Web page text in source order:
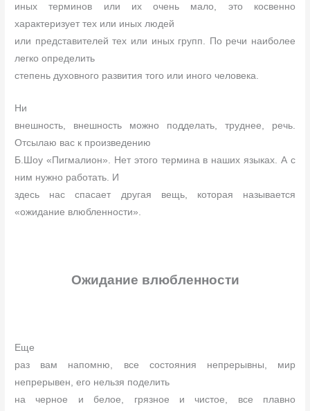
иных терминов или их очень мало, это косвенно
характеризует тех или иных людей
или представителей тех или иных групп. По речи наиболее
легко определить
степень духовного развития того или иного человека.
Ни
внешность, внешность можно подделать, труднее, речь.
Отсылаю вас к произведению
Б.Шоу «Пигмалион». Нет этого термина в наших языках. А с
ним нужно работать. И
здесь нас спасает другая вещь, которая называется
«ожидание влюбленности».
Ожидание влюбленности
Еще
раз вам напомню, все состояния непрерывны, мир
непрерывен, его нельзя поделить
на черное и белое, грязное и чистое, все плавно